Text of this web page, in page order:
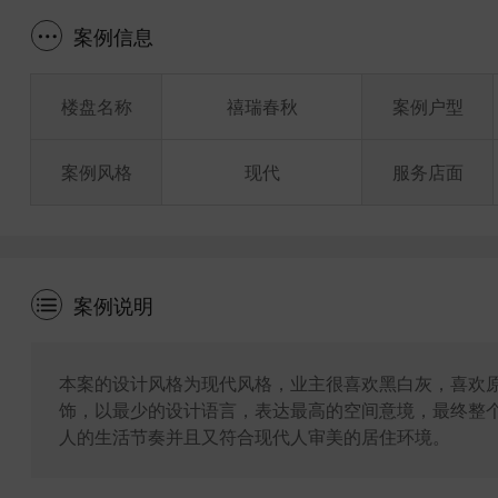
案例信息
楼盘名称
案例风格
禧瑞春秋
现代
案例户型
服务店面
案例说明
本案的设计风格为现代风格，业主很喜欢黑白灰，喜
饰，以最少的设计语言，表达最高的空间意境，最终
人的生活节奏并且又符合现代人审美的居住环境。